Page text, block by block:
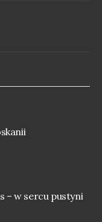
– w sercu pustyni